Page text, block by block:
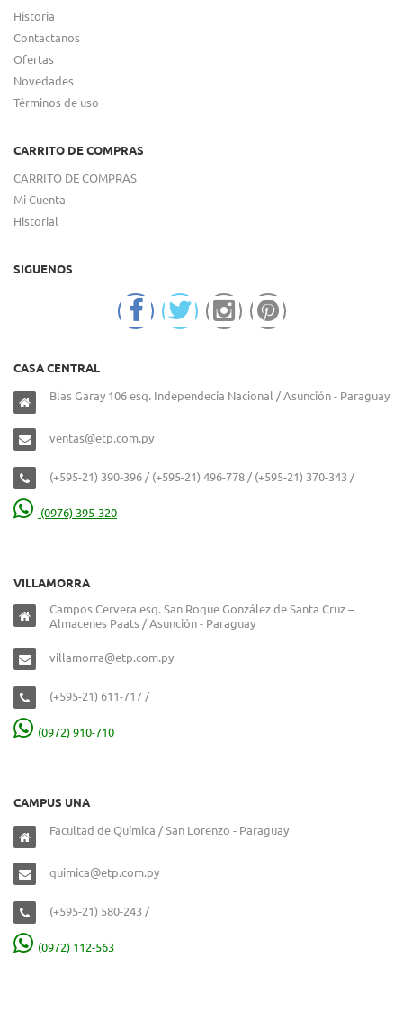
Historia
Contactanos
Ofertas
Novedades
Términos de uso
CARRITO DE COMPRAS
CARRITO DE COMPRAS
Mi Cuenta
Historial
SIGUENOS
CASA CENTRAL
Blas Garay 106 esq. Independecia Nacional / Asunción - Paraguay
ventas@etp.com.py
(+595-21) 390-396 / (+595-21) 496-778 / (+595-21) 370-343 /
(0976) 395-320
VILLAMORRA
Campos Cervera esq. San Roque González de Santa Cruz –
Almacenes Paats / Asunción - Paraguay
villamorra@etp.com.py
(+595-21) 611-717 /
(0972) 910-710
CAMPUS UNA
Facultad de Química / San Lorenzo - Paraguay
quimica@etp.com.py
(+595-21) 580-243 /
(0972) 112-563